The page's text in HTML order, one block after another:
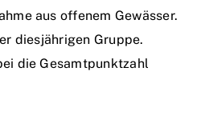
aus offenem Gewässer.
diesjährigen Gruppe.
die Gesamtpunktzahl